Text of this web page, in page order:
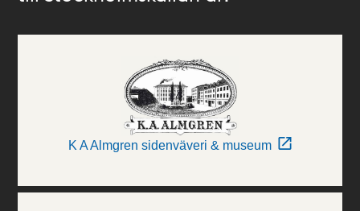
K A Almgren sidenväveri & museum